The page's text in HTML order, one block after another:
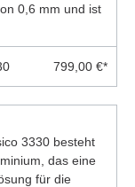
0,6 mm und ist
799,00 €*
3330 besteht
das eine
für die